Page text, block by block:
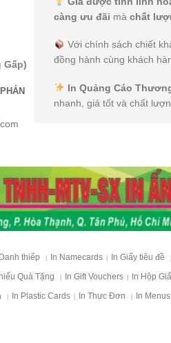
Gấp)
càng ưu đãi màchất
Với chính sách chiết
đồng hành cùng khách
In Quảng Cáo
nhanh, giá tốt và chất
thiếp In Namecards In Giấy tiêu đề
Quà Tặng In Gift Vouchers In Hộp
In Plastic Cards In Thực Đơn In Menus